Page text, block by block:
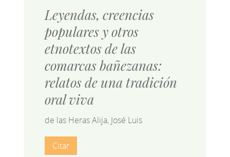
Leyendas, creencias
populares y otros
etnotextos de las
comarcas bañezanas:
relatos de una tradición
oral viva
de las Heras Alija, José Luis
Citar